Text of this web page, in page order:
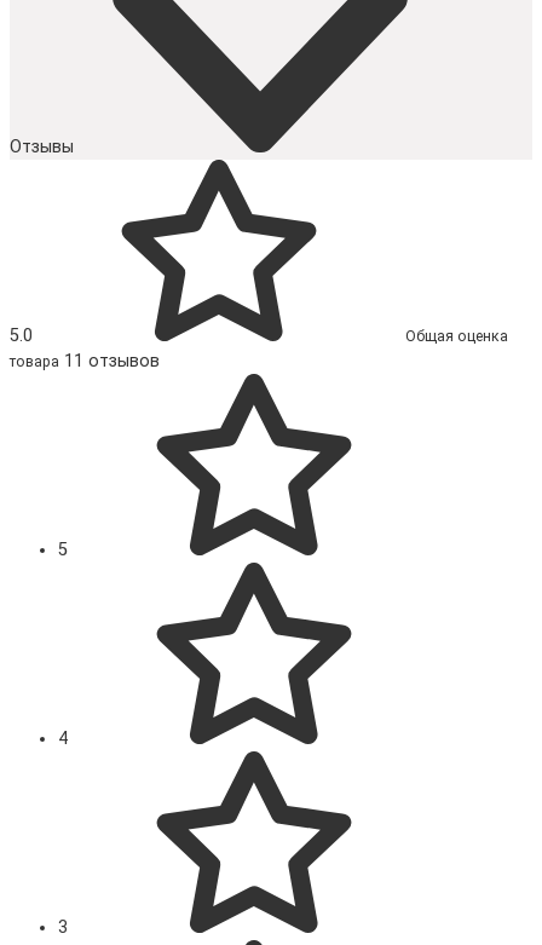
Отзывы
5.0
Общая оценка
товара 11 отзывов
5
4
3